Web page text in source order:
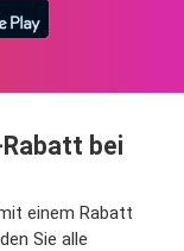
bei
einem Rabatt
Sie alle